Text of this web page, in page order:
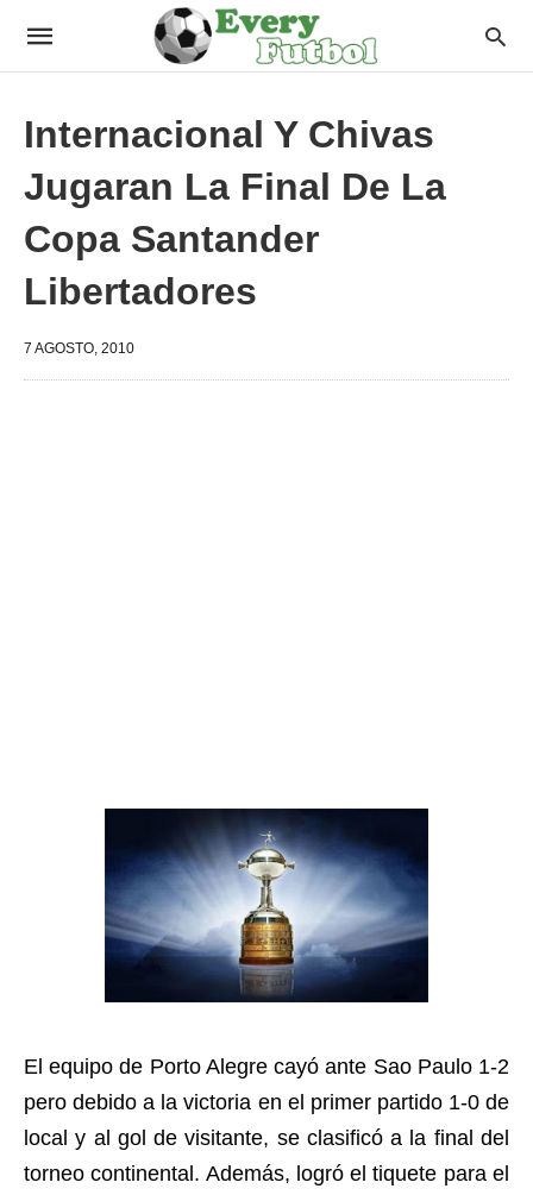
Internacional Y Chivas
Jugaran La Final De La
Copa Santander
Libertadores
7 AGOSTO, 2010
El equipo de Porto Alegre cayó ante Sao Paulo 1-2
pero debido a la victoria en el primer partido 1-0 de
local y al gol de visitante, se clasificó a la final del
torneo continental. Además, logró el tiquete para el